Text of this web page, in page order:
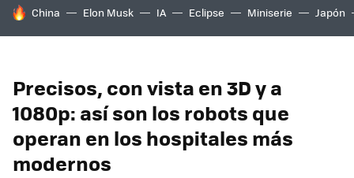
HOY SE HABLA DE
China Elon Musk IA Eclipse Miniserie Japón
Precisos, con vista en 3D y a
1080p: así son los robots que
operan en los hospitales más
modernos